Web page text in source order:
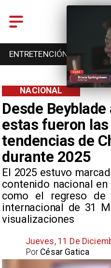
DEPORTES
Desde
estas fueron
tendencias de
durante 2025
​El 2025 estuvo
contenido nacional en
como el regreso
internacional de 31
visualizaciones
NACIONAL
Jueves, 11 De
César Gatica
Por